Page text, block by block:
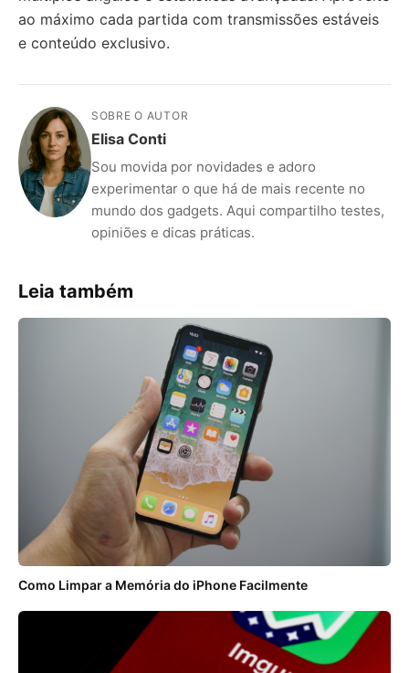
ao máximo cada partida com transmissões estáveis
e conteúdo exclusivo.
SOBRE O AUTOR
Elisa Conti
Sou movida por novidades e adoro
experimentar o que há de mais recente no
mundo dos gadgets. Aqui compartilho testes,
opiniões e dicas práticas.
Leia também
Como Limpar a Memória do iPhone Facilmente